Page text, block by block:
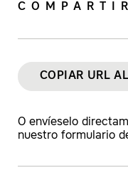
COMPARTIR
COPIAR URL
O envíeselo
nuestro formulario